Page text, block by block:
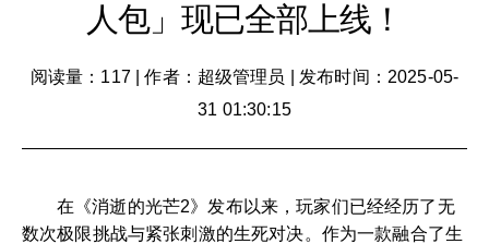
人包」现已全部上线！
阅读量：117|作者：超级管理员
发布时间：2025-05-
31 01:30:15
在《消逝的光芒2》发布以来，玩家们已经经历了无
数次极限挑战与紧张刺激的生死对决。作为一款融合了生